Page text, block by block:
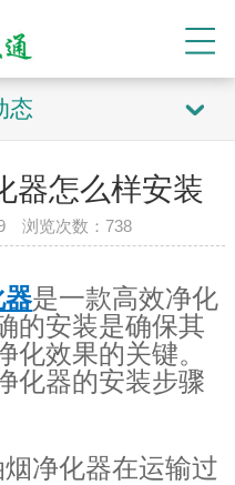
态
器怎么样安装
浏览次数：738
器是一款高效净化
的安装是确保其
化效果的关键。
化器的安装步骤
烟净化器在运输过